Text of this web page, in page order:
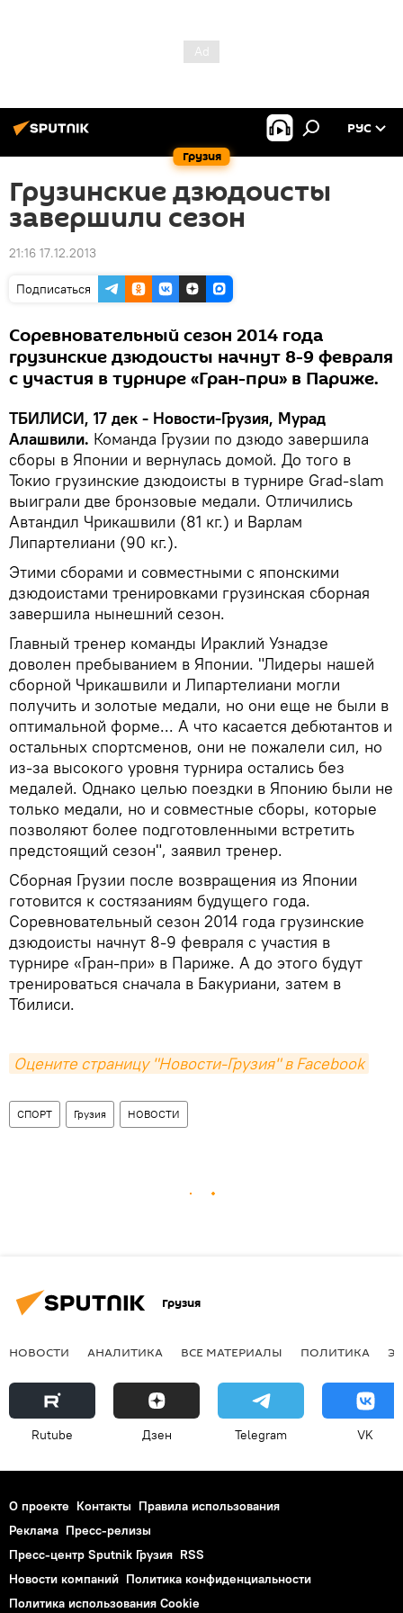
Грузия
РУС
Грузинские дзюдоисты
завершили сезон
21:16 17.12.2013
Подписаться
Соревновательный сезон 2014 года
грузинские дзюдоисты начнут 8-9 февраля
с участия в турнире «Гран-при» в Париже.
ТБИЛИСИ, 17 дек - Новости-Грузия, Мурад
Алашвили. Команда Грузии по дзюдо завершила
сборы в Японии и вернулась домой. До того в
Токио грузинские дзюдоисты в турнире Grad-slam
выиграли две бронзовые медали. Отличились
Автандил Чрикашвили (81 кг.) и Варлам
Липартелиани (90 кг.).
Этими сборами и совместными с японскими
дзюдоистами тренировками грузинская сборная
завершила нынешний сезон.
Главный тренер команды Ираклий Узнадзе
доволен пребыванием в Японии. "Лидеры нашей
сборной Чрикашвили и Липартелиани могли
получить и золотые медали, но они еще не были в
оптимальной форме... А что касается дебютантов и
остальных спортсменов, они не пожалели сил, но
из-за высокого уровня турнира остались без
медалей. Однако целью поездки в Японию были не
только медали, но и совместные сборы, которые
позволяют более подготовленными встретить
предстоящий сезон", заявил тренер.
Сборная Грузии после возвращения из Японии
готовится к состязаниям будущего года.
Соревновательный сезон 2014 года грузинские
дзюдоисты начнут 8-9 февраля с участия в
турнире «Гран-при» в Париже. А до этого будут
тренироваться сначала в Бакуриани, затем в
Тбилиси.
Оцените страницу "Новости-Грузия" в Facebook
СПОРТ Грузия НОВОСТИ
Грузия
НОВОСТИ АНАЛИТИКА ВСЕ МАТЕРИАЛЫ ПОЛИТИКА
Rutube Дзен Telegram VK
О проекте Контакты Правила использования
Реклама Пресс-релизы
Пресс-центр Sputnik Грузия RSS
Новости компаний Политика конфиденциальности
Политика использования Cookie